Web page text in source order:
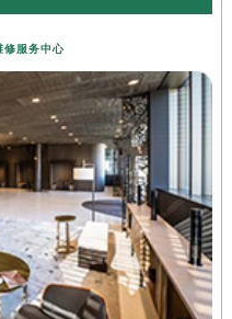
修服务中心